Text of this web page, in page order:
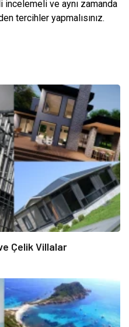
incelemeli ve aynı zamanda
tercihler yapmalısınız.
Çelik Villalar